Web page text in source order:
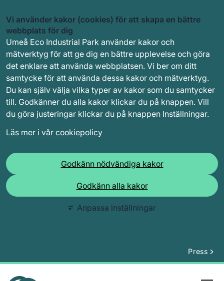
Vi använder kakor (cookies) för att skapa en bättre
webbplats för dig
Umeå Eco Industrial Park använder kakor och
mätverktyg för att ge dig en bättre upplevelse och göra
det enklare att använda webbplatsen. Vi ber om ditt
samtycke för att använda dessa kakor och mätverktyg.
Du kan själv välja vilka typer av kakor som du samtycker
till. Godkänner du alla kakor klickar du på knappen. Vill
du göra justeringar klickar du på knappen Inställningar.
Läs mer i vår cookiepolicy
Godkänn nödvändiga kakor
Godkänn alla kakor
Anpassa inställningar
Press